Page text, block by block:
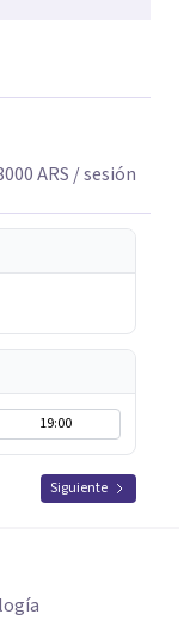
ARS / sesión
19:00
Siguiente